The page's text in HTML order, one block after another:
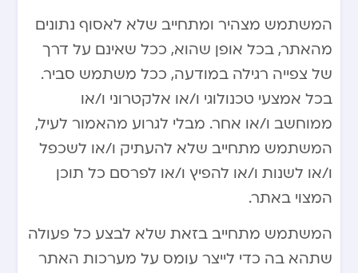
המשתמש מצהיר ומתחייב שלא לאסוף נתונים
מהאתר, בכל אופן שהוא, ככל שאינם על דרך
של צפייה רגילה במודעה, ככל משתמש סביר.
בכל אמצעי טכנולוגי ו/או אלקטרוני ו/או
ממוחשב ו/או אחר. מבלי לגרוע מהאמור לעיל,
המשתמש מתחייב שלא להעתיק ו/או לשכפל
ו/או לשנות ו/או להפיץ ו/או לפרסם כל תוכן
המצוי באתר.
המשתמש מתחייב בזאת שלא לבצע כל פעולה
שתהא בה כדי לייצר עומס על מערכות האתר